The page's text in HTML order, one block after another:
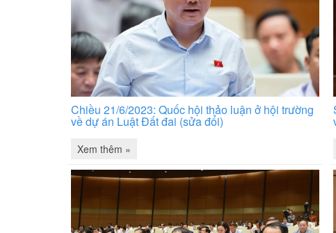
Chiều 21/6/2023: Quốc hội thảo luận ở hội trường
về dự án Luật Đất đai (sửa đổi)
Xem thêm »